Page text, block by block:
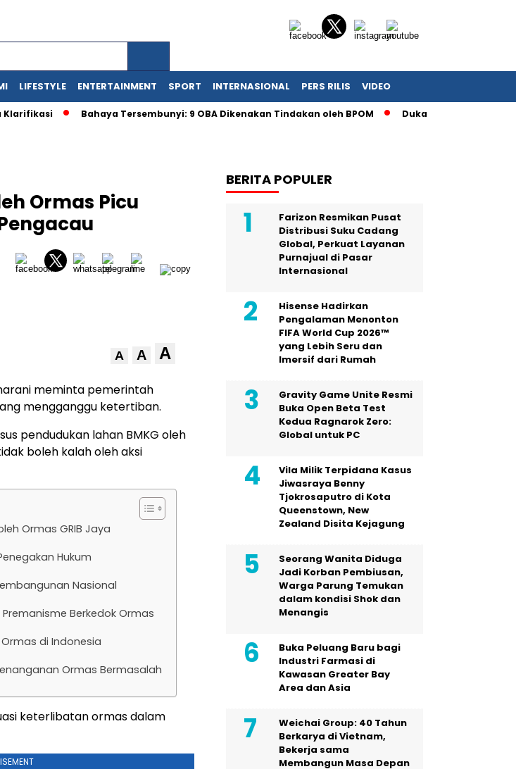
LIFESTYLE ENTERTAINMENT SPORT INTERNASIONAL PERS RILIS VIDEO
Bahaya Tersembunyi: 9 OBA Dikenakan Tindakan oleh BPOM Duka Penghuni Apartemen
Ormas Picu
A A A
meminta pemerintah
mengganggu ketertiban.
pendudukan lahan BMKG oleh
boleh kalah oleh aksi
Ormas GRIB Jaya
Hukum
Nasional
Berkedok Ormas
di Indonesia
Ormas Bermasalah
keterlibatan ormas dalam
BERITA POPULER
Farizon Resmikan Pusat
Distribusi Suku Cadang
Global, Perkuat Layanan
Purnajual di Pasar
Internasional
Hisense Hadirkan
Pengalaman Menonton
FIFA World Cup 2026™
yang Lebih Seru dan
Imersif dari Rumah
Gravity Game Unite Resmi
Buka Open Beta Test
Kedua Ragnarok Zero:
Global untuk PC
Vila Milik Terpidana Kasus
Jiwasraya Benny
Tjokrosaputro di Kota
Queenstown, New
Zealand Disita Kejagung
Seorang Wanita Diduga
Jadi Korban Pembiusan,
Warga Parung Temukan
dalam kondisi Shok dan
Menangis
Buka Peluang Baru bagi
Industri Farmasi di
Kawasan Greater Bay
Area dan Asia
Weichai Group: 40 Tahun
Berkarya di Vietnam,
Bekerja sama
Membangun Masa Depan